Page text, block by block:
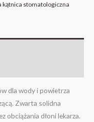
kątnica stomatologiczna
dla wody i powietrza
Zwarta solidna
obciążania dłoni lekarza.